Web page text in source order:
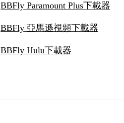
BBFly Paramount Plus下載器
BBFly 亞馬遜視頻下載器
BBFly Hulu下載器